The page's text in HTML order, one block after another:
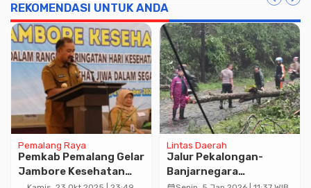
REKOMENDASI UNTUK ANDA
Pemalang Raya
Pemkab Pemalang Gelar
Jambore Kesehatan
Lintas Daerah
Jalur Pekalongan-
Banjarnegara